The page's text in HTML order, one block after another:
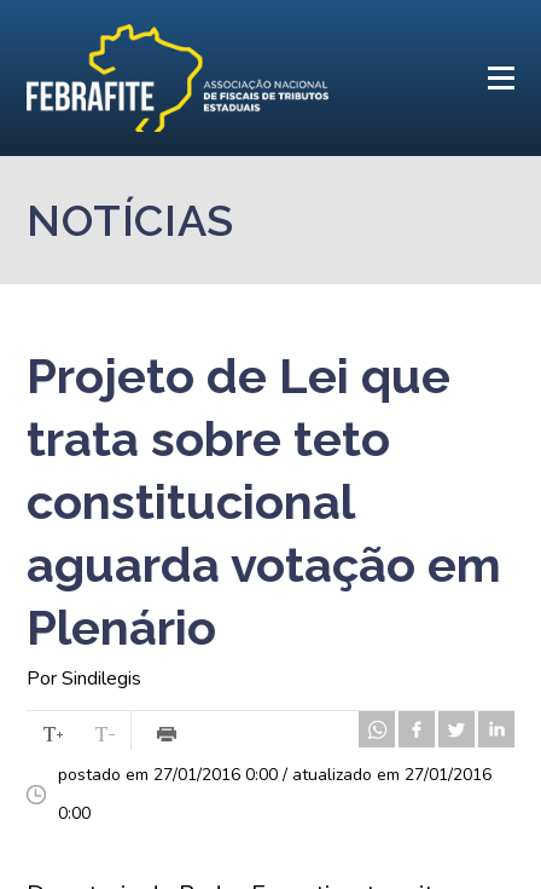
NOTÍCIAS
Projeto de Lei que
trata sobre teto
constitucional
aguarda votação em
Plenário
Por Sindilegis
postado em 27/01/2016 0:00 / atualizado em 27/01/2016
0:00